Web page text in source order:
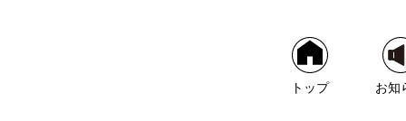
トップ お知